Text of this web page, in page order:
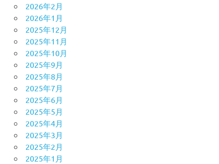
2026年2月
2026年1月
2025年12月
2025年11月
2025年10月
2025年9月
2025年8月
2025年7月
2025年6月
2025年5月
2025年4月
2025年3月
2025年2月
2025年1月